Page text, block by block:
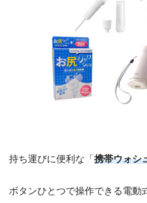
持ち運びに便利な「 携帯ウォシ
ボタンひとつで操作できる電動